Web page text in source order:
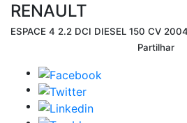
RENAULT
ESPACE 4 2.2 DCI DIESEL 150 CV 2004
Partilhar